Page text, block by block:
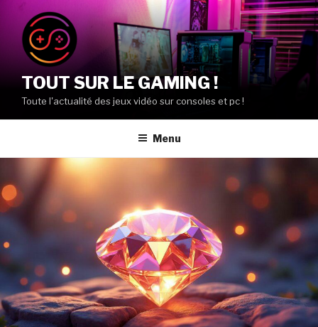
contenu
principal
TOUT SUR LE GAMING !
Toute l'actualité des jeux vidéo sur consoles et pc !
Menu